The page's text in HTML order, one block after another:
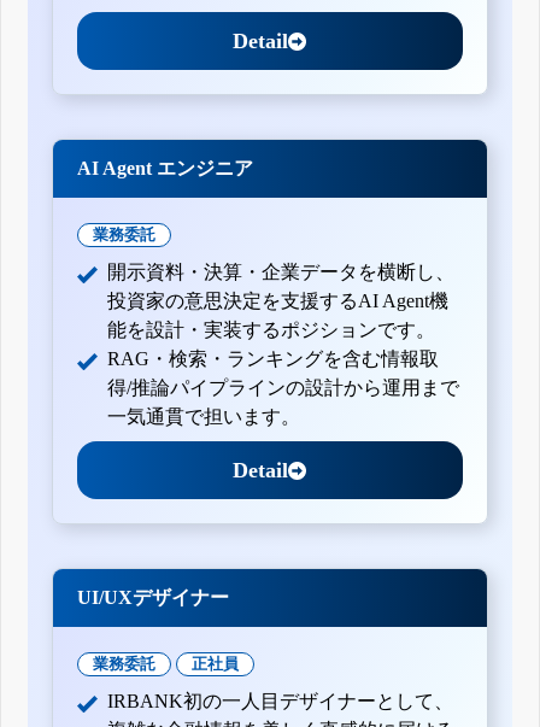
Detail
AI Agent エンジニア
業務委託
開示資料・決算・企業データを横断し、
投資家の意思決定を支援するAI Agent機
能を設計・実装するポジションです。
RAG・検索・ランキングを含む情報取
得/推論パイプラインの設計から運用まで
一気通貫で担います。
Detail
UI/UXデザイナー
業務委託 正社員
IRBANK初の一人目デザイナーとして、